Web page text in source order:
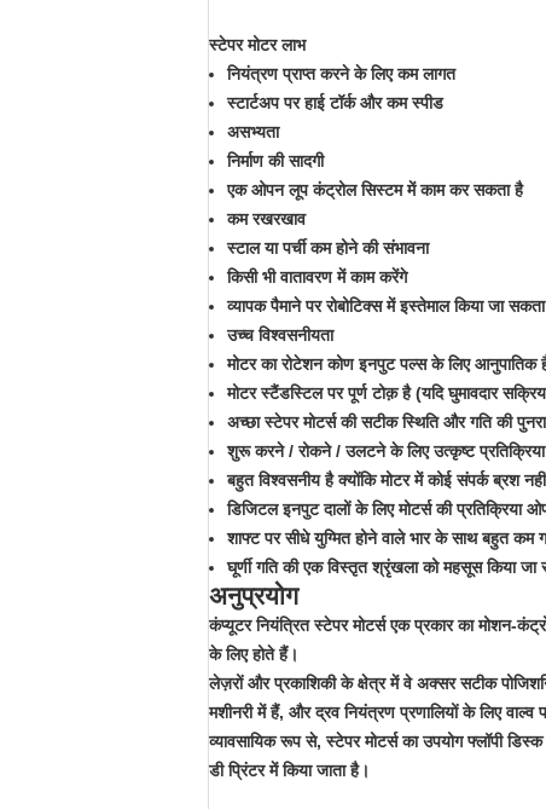
स्टेपर मोटर लाभ
नियंत्रण प्राप्त करने के लिए कम लागत
स्टार्टअप पर हाई टॉर्क और कम स्पीड
असभ्यता
निर्माण की सादगी
एक ओपन लूप कंट्रोल सिस्टम में काम कर सकता है
कम रखरखाव
स्टाल या पर्ची कम होने की संभावना
किसी भी वातावरण में काम करेंगे
व्यापक पैमाने पर रोबोटिक्स में इस्तेमाल किया जा
उच्च विश्वसनीयता
मोटर का रोटेशन कोण इनपुट पल्स के लिए आनुपातिक
मोटर स्टैंडस्टिल पर पूर्ण टोक़ है (यदि घुमावदार
अच्छा स्टेपर मोटर्स की सटीक स्थिति और गति की
शुरू करने / रोकने / उलटने के लिए उत्कृष्ट
बहुत विश्वसनीय है क्योंकि मोटर में कोई संपर्क ब्रश
डिजिटल इनपुट दालों के लिए मोटर्स की
शाफ्ट पर सीधे युग्मित होने वाले भार के साथ बहुत कम
घूर्णी गति की एक विस्तृत श्रृंखला को महसूस किया
अनुप्रयोग
कंप्यूटर नियंत्रित स्टेपर मोटर्स एक प्रकार का मोशन-
के लिए होते हैं।
लेज़रों और प्रकाशिकी के क्षेत्र में वे अक्सर सटीक
मशीनरी में हैं, और द्रव नियंत्रण प्रणालियों के लिए वाल्व
व्यावसायिक रूप से, स्टेपर मोटर्स का उपयोग फ्लॉपी
डी प्रिंटर में किया जाता है।